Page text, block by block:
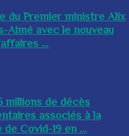
du Premier ministre Alix
Aimé avec le nouveau
...
millions de décès
associés à la
de Covid-19 en ...